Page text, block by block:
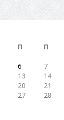
Π Π
6 7
13 14
20 21
27 28